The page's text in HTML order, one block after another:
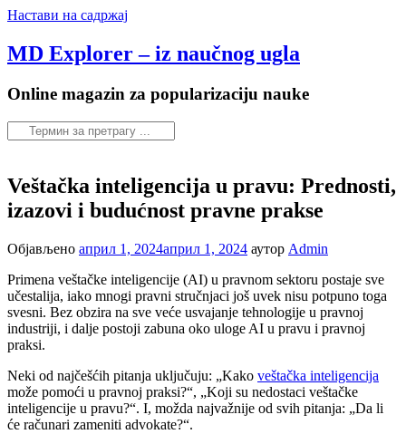
Настави на садржај
MD Explorer – iz naučnog ugla
Online magazin za popularizaciju nauke
Veštačka inteligencija u pravu: Prednosti,
izazovi i budućnost pravne prakse
Објављено април 1, 2024април 1, 2024 аутор Admin
Primena veštačke inteligencije (AI) u pravnom sektoru postaje sve
učestalija, iako mnogi pravni stručnjaci još uvek nisu potpuno toga
svesni. Bez obzira na sve veće usvajanje tehnologije u pravnoj
industriji, i dalje postoji zabuna oko uloge AI u pravu i pravnoj
praksi.
Neki od najčešćih pitanja uključuju: „Kako veštačka inteligencija
može pomoći u pravnoj praksi?“, „Koji su nedostaci veštačke
inteligencije u pravu?“. I, možda najvažnije od svih pitanja: „Da li
će računari zameniti advokate?“.